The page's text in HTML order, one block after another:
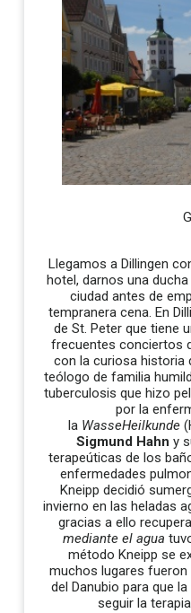
Llegamos a Dillingen
hotel, darnos una
ciudad antes de
tempranera cena. En
de St. Peter que tiene
frecuentes conciertos
con la curiosa historia
teólogo de familia
tuberculosis que hizo
por la
la WasseHeilkunde
Sigmund Hahn y
terapeúticas de los
enfermedades
Kneipp decidió
invierno en las heladas
gracias a ello
mediante el agua
método Kneipp se
muchos lugares
del Danubio para que
seguir la